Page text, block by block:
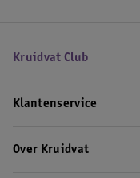
Kruidvat Club
Klantenservice
Over Kruidvat